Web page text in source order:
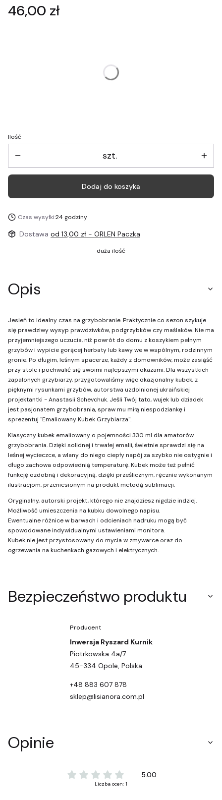
Cena
46,00 zł
Opakowanie prezentowe(+10,00 zł)
Ilość
szt.
Dodaj do koszyka
Czas wysyłki:24 godziny
Dostawa od 13,00 zł - ORLEN Paczka
duża ilość
Opis
Jesień to idealny czas na grzybobranie. Praktycznie co sezon szykuje
się prawdziwy wysyp prawdziwków, podgrzybków czy maślaków. Nie ma
przyjemniejszego uczucia, niż powrót do domu z koszykiem pełnym
grzybów i wypicie gorącej herbaty lub kawy we w wspólnym, rodzinnym
gronie. Po długim, leśnym spacerze, każdy z domowników, może zasiąść
przy stole i pochwalić się swoimi najlepszymi okazami. Dla wszystkich
zapalonych grzybiarzy, przygotowaliśmy więc okazjonalny kubek, z
pięknymi rysunkami grzybów, autorstwa uzdolnionej ukraińskiej
projektantki - Anastasii Schevchuk. Jeśli Twój tato, wujek lub dziadek
jest pasjonatem grzybobrania, spraw mu miłą niespodziankę i
sprezentuj "Emaliowany Kubek Grzybiarza".
Klasyczny kubek emaliowany o pojemności 330 ml dla amatorów
grzybobrania. Dzięki solidnej i trwałej emalii, świetnie sprawdzi się na
leśnej wycieczce, a wlany do niego ciepły napój za szybko nie ostygnie i
długo zachowa odpowiednią temperaturę. Kubek może też pełnić
funkcję ozdobną i dekoracyjną, dzięki prześlicznym, ręcznie wykonanym
ilustracjom, przeniesionym na produkt metodą sublimacji.
Oryginalny, autorski projekt, którego nie znajdziesz nigdzie indziej.
Możliwość umieszczenia na kubku dowolnego napisu.
Ewentualne różnice w barwach i odcieniach nadruku mogą być
spowodowane indywidualnymi ustawieniami monitora.
Kubek nie jest przystosowany do mycia w zmywarce oraz do
ogrzewania na kuchenkach gazowych i elektrycznych.
Bezpieczeństwo produktu
Producent
Inwersja Ryszard Kurnik
Piotrkowska 4a/7
45-334 Opole, Polska
+48 883 607 878
sklep@lisianora.com.pl
Opinie
5.00
Liczba ocen: 1